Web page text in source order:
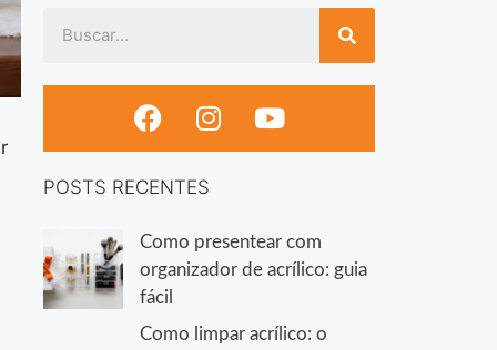
POSTS RECENTES
Como presentear com
organizador de acrílico: guia
fácil
Como limpar acrílico: o